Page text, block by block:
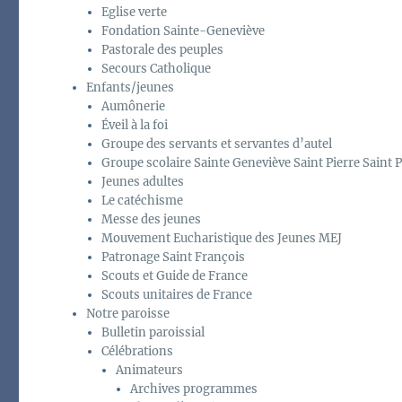
Eglise verte
Fondation Sainte-Geneviève
Pastorale des peuples
Secours Catholique
Enfants/jeunes
Aumônerie
Éveil à la foi
Groupe des servants et servantes d’autel
Groupe scolaire Sainte Geneviève Saint Pierre Saint
Jeunes adultes
Le catéchisme
Messe des jeunes
Mouvement Eucharistique des Jeunes MEJ
Patronage Saint François
Scouts et Guide de France
Scouts unitaires de France
Notre paroisse
Bulletin paroissial
Célébrations
Animateurs
Archives programmes